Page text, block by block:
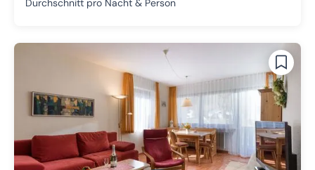
Durchschnitt pro Nacht & Person